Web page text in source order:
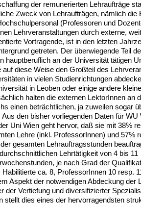
der remunerierten Lehraufträge
Zweck von Lehraufträgen, nämlich die
(Professoren und
Lehrveranstaltungen durch externe,
Vortragende, ist in den letzten
getreten. Der überwiegende Teil
hauptberuflich an der Universität tätigen
auf diese Weise den Großteil des
in vielen Studienrichtungen
in Leoben oder einige andere
halten die externen LektorInnen an
einen beträchtlichen, ja zuweilen sogar
Aus den bisher vorliegenden Daten für WU
Uni Wien geht hervor, daß sie mit 38%
Lehre (inkl. ProfessorInnen) und 57%
gesamten Lehrauftragsstunden
Lehrtätigkeit von 4 bis 11
je nach Grad der
Habilitierte ca. 8, ProfessorInnen 10 resp.
Aspekt der notwendigen Abdeckung der
der Vertiefung und diversifizierter
stellt dies eines der hervorragendsten